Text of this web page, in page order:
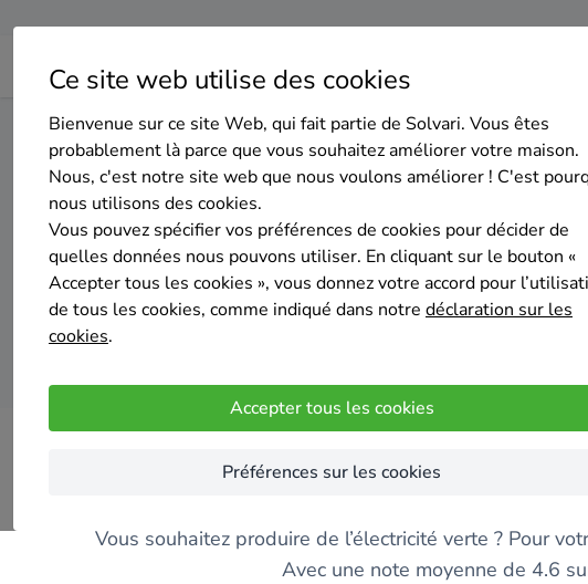
Ce site web utilise des cookies
Bienvenue sur ce site Web, qui fait partie de Solvari. Vous êtes
probablement là parce que vous souhaitez améliorer votre maison.
Nous, c'est notre site web que nous voulons améliorer ! C'est
nous utilisons des cookies.
Vous pouvez spécifier vos préférences de cookies pour décider de
quelles données nous pouvons utiliser. En cliquant sur le bouton «
Accepter tous les cookies », vous donnez votre accord pour
de tous les cookies, comme indiqué dans notre déclaration sur les
cookies.
Accepter tous les cookies
Préférences sur les cookies
Home Panneaux solaires Liège Trooz
Top 20 des
Trouvez un
Vous souhaitez produire de l’électricité verte ? Pour
Avec une note moyenne de 4.6